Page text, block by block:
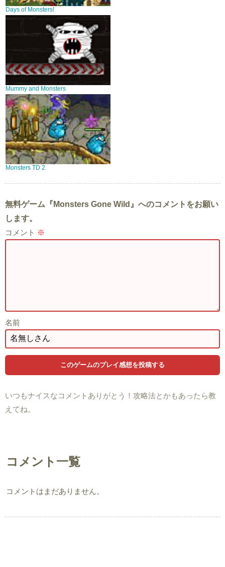
Days of Monsters!
Mummy and Monsters
Monsters TD 2
無料ゲーム『Monsters Gone Wild』へのコメントをお願い
します。
コメント ※
名前
いつもナイスなコメントありがとう！攻略法とかもあったら教
えてね。
コメント一覧
コメントはまだありません。